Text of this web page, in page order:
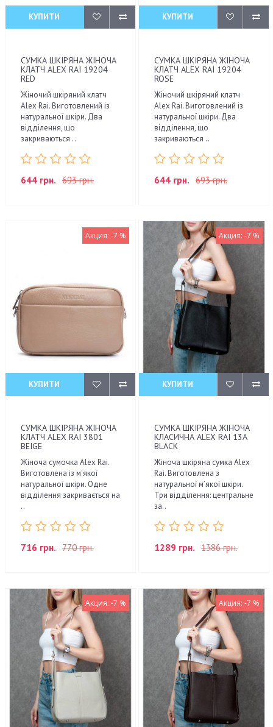
КУПИТИ
СУМКА ШКІРЯНА ЖІНОЧА
КЛАТЧ ALEX RAI 19204
RED
Жіночий шкіряний клатч
Alex Rai. Виготовлений із
натуральної шкіри. Два
відділення, що
закриваються ..
644 грн. 693 грн.
КУПИТИ
СУМКА ШКІРЯНА ЖІНОЧА
КЛАТЧ ALEX RAI 19204
ROSE
Жіночий шкіряний клатч
Alex Rai. Виготовлений із
натуральної шкіри. Два
відділення, що
закриваються ..
644 грн. 693 грн.
Акция: -7 %
КУПИТИ
СУМКА ШКІРЯНА ЖІНОЧА
КЛАТЧ ALEX RAI 3801
BEIGE
Жіноча сумочка Alex Rai.
Виготовлена ​​із м'якої
натуральної шкіри. Одне
відділення закривається на
..
716 грн. 770 грн.
Акция: -7 %
КУПИТИ
СУМКА ШКІРЯНА ЖІНОЧА
КЛАСИЧНА ALEX RAI 13A
BLACK
Жіноча шкіряна сумка Alex
Rai. Виготовлена з
натуральної м’якої шкіри.
Три відділення: центральне
за..
1289 грн. 1386 грн.
Акция: -7 % Акция: -7 %